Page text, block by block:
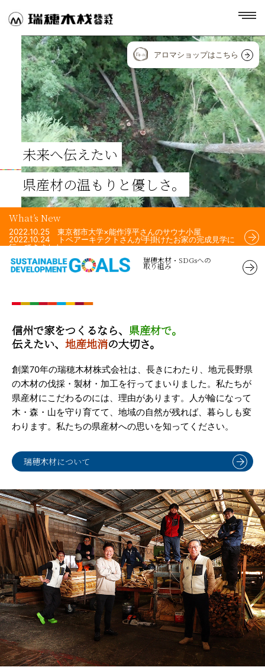
未来へ伝えたい
県産材の温もりと優しさ。
アロマショップはこちら
What’s New
2022.10.25 東京都市大学×能作淳平さんのサウナ小屋
2022.10.24 トベアーキテクトさんが手掛けたお家の完成見学に
行ってきました。
2022.10.24 Airchi Airsさんが手掛けた住宅のフェンスに、瑞穂
木材の杉材を使用して頂きました！
瑞穂木材・SDGsへの
取り組み
信州で家をつくるなら、 県産材で。
伝えたい、 地産地消の大切さ。
創業70年の瑞穂木材株式会社は、長きにわたり、地元長野県
の木材の伐採・製材・加工を行ってまいりました。私たちが
県産材にこだわるのには、理由があります。人が輪になって
木・森・山を守り育てて、地域の自然が残れば、暮らしも変
わります。私たちの県産材への思いを知ってください。
瑞穂木材について